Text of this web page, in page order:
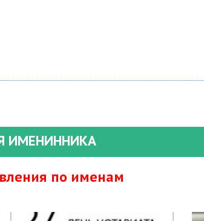
ИМЕНИННИКА
по именам